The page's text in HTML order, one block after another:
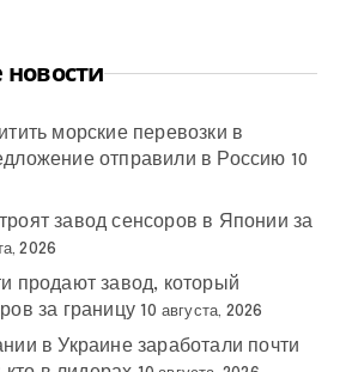
морские перевозки в
отправили в Россию 10
завод сенсоров в Японии за
2026
продают завод, который
за границу 10 августа, 2026
в Украине заработали почти